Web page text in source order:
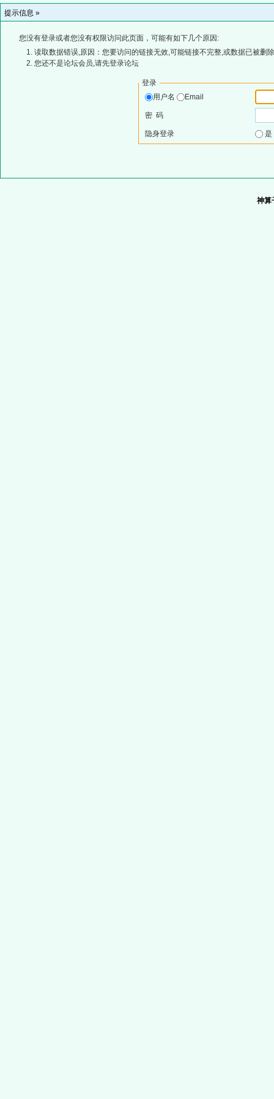
提示信息 »
您没有登录或者您没有权限访问此页面，可能有如下几个原因:
读取数据错误,原因：您要访问的链接无效,可能链接不完整,或数据已被删
您还不是论坛会员,请先登录论坛
登录
用户名
Email
密 码
隐身登录
神算